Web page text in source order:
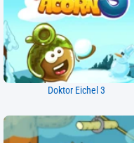
Doktor Eichel 3